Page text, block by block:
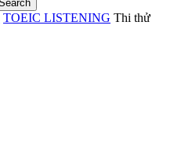
TOEIC LISTENING Thi thử